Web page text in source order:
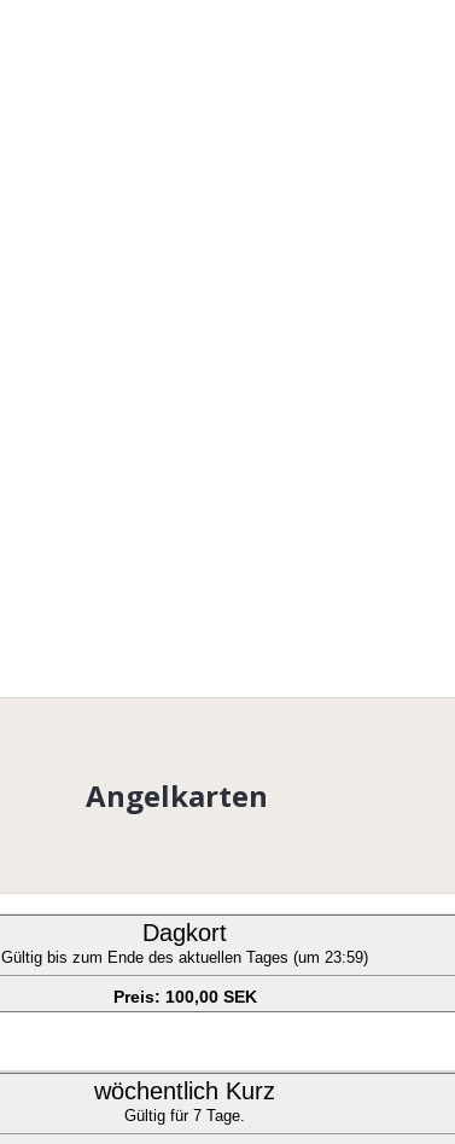
Angelkarten
Dagkort
Gültig bis zum Ende des aktuellen Tages (um 23:59)
Preis: 100,00 SEK
wöchentlich Kurz
Gültig für 7 Tage.